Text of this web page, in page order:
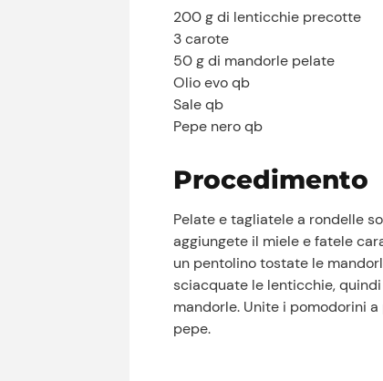
200 g di lenticchie precotte
3 carote
50 g di mandorle pelate
Olio evo qb
Sale qb
Pepe nero qb
Procedimento
Pelate e tagliatele a rondelle
aggiungete il miele e fatele
un pentolino tostate le
sciacquate le lenticchie,
mandorle. Unite i pomodorini
pepe.